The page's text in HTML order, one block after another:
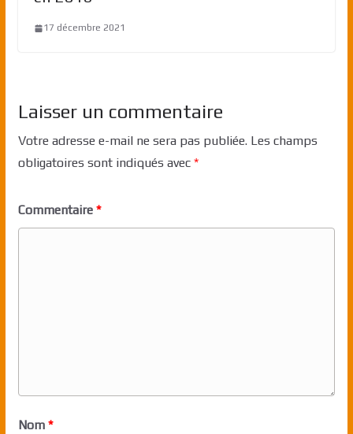
17 décembre 2021
Laisser un commentaire
Votre adresse e-mail ne sera pas publiée. Les champs
obligatoires sont indiqués avec *
Commentaire *
Nom *